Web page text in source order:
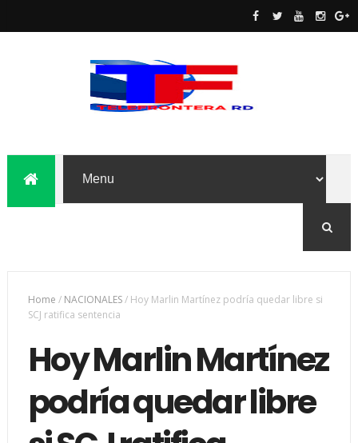
Home / NACIONALES/ Hoy Marlin Martínez podría quedar libre si
SCJ ratifica sentencia
Hoy Marlin Martínez
podría quedar libre